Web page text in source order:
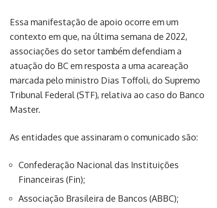
Essa manifestação de apoio ocorre em um
contexto em que, na última semana de 2022,
associações do setor também defendiam a
atuação do BC em resposta a uma acareação
marcada pelo ministro Dias Toffoli, do Supremo
Tribunal Federal (STF), relativa ao caso do Banco
Master.
As entidades que assinaram o comunicado são:
Confederação Nacional das Instituições
Financeiras (Fin);
Associação Brasileira de Bancos (ABBC);